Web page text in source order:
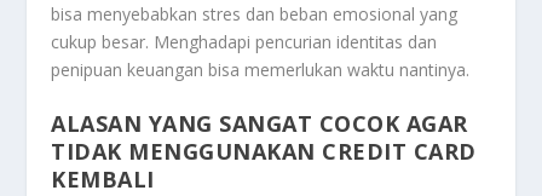
bisa menyebabkan stres dan beban emosional yang
cukup besar. Menghadapi pencurian identitas dan
penipuan keuangan bisa memerlukan waktu nantinya.
ALASAN YANG SANGAT COCOK AGAR
TIDAK MENGGUNAKAN CREDIT CARD
KEMBALI